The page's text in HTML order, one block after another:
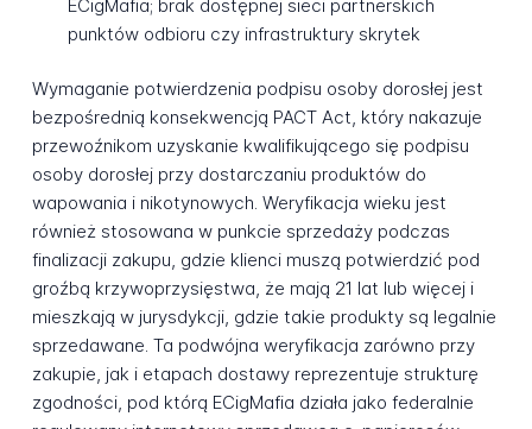
ECigMafia; brak dostępnej sieci partnerskich
punktów odbioru czy infrastruktury skrytek
Wymaganie potwierdzenia podpisu osoby dorosłej jest
bezpośrednią konsekwencją PACT Act, który nakazuje
przewoźnikom uzyskanie kwalifikującego się podpisu
osoby dorosłej przy dostarczaniu produktów do
wapowania i nikotynowych. Weryfikacja wieku jest
również stosowana w punkcie sprzedaży podczas
finalizacji zakupu, gdzie klienci muszą potwierdzić pod
groźbą krzywoprzysięstwa, że mają 21 lat lub więcej i
mieszkają w jurysdykcji, gdzie takie produkty są legalnie
sprzedawane. Ta podwójna weryfikacja zarówno przy
zakupie, jak i etapach dostawy reprezentuje strukturę
zgodności, pod którą ECigMafia działa jako federalnie